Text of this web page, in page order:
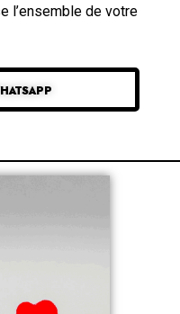
l’ensemble de votre